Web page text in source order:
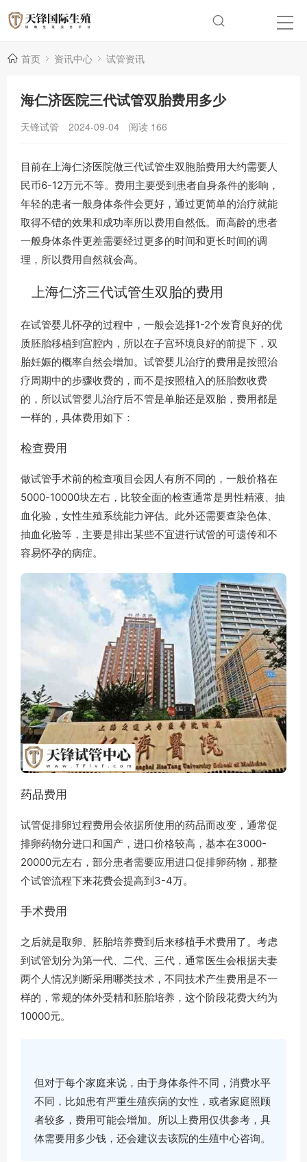
首页 资讯中心 试管资讯
海仁济医院三代试管双胎费用多少
天锋试管 2024-09-04 阅读 166
目前在上海仁济医院做三代试管生双胞胎费用大约需要人
民币6-12万元不等。费用主要受到患者自身条件的影响，
年轻的患者一般身体条件会更好，通过更简单的治疗就能
取得不错的效果和成功率所以费用自然低。而高龄的患者
一般身体条件更差需要经过更多的时间和更长时间的调
理，所以费用自然就会高。
上海仁济三代试管生双胎的费用
在试管婴儿怀孕的过程中，一般会选择1-2个发育良好的优
质胚胎移植到宫腔内，所以在子宫环境良好的前提下，双
胎妊娠的概率自然会增加。试管婴儿治疗的费用是按照治
疗周期中的步骤收费的，而不是按照植入的胚胎数收费
的，所以试管婴儿治疗后不管是单胎还是双胎，费用都是
一样的，具体费用如下：
检查费用
做试管手术前的检查项目会因人有所不同的，一般价格在
5000-10000块左右，比较全面的检查通常是男性精液、抽
血化验，女性生殖系统能力评估。此外还需要查染色体、
抽血化验等，主要是排出某些不宜进行试管的可遗传和不
容易怀孕的病症。
药品费用
试管促排卵过程费用会依据所使用的药品而改变，通常促
排卵药物分进口和国产，进口价格较高，基本在3000-
20000元左右，部分患者需要应用进口促排卵药物，那整
个试管流程下来花费会提高到3-4万。
手术费用
之后就是取卵、胚胎培养费到后来移植手术费用了。考虑
到试管划分为第一代、二代、三代，通常医生会根据夫妻
两个人情况判断采用哪类技术，不同技术产生费用是不一
样的，常规的体外受精和胚胎培养，这个阶段花费大约为
10000元。
但对于每个家庭来说，由于身体条件不同，消费水平
不同，比如患有严重生殖疾病的女性，或者家庭照顾
者较多，费用可能会增加。所以上费用仅供参考，具
体需要用多少钱，还会建议去该院的生殖中心咨询。